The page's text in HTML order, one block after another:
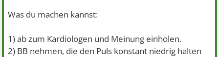
Was du machen kannst:
1) ab zum Kardiologen und Meinung einholen.
2) BB nehmen, die den Puls konstant niedrig halten